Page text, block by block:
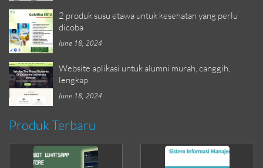
2 produk susu etawa untuk kesehatan yang perlu
dicoba
June 18, 2024
Website aplikasi untuk alumni murah, canggih,
lengkap
June 18, 2024
Produk Terbaru